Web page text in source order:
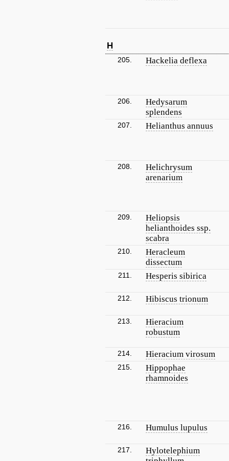
H
205. Hackelia deflexa
206.
Hedysarum
splendens
207. Helianthus annuus
208.
Helichrysum
arenarium
209.
Heliopsis
helianthoides ssp.
scabra
210.
Heracleum
dissectum
211. Hesperis sibirica
212. Hibiscus trionum
213.
Hieracium
robustum
214. Hieracium virosum
215.
Hippophae
rhamnoides
216. Humulus lupulus
217.
Hylotelephium